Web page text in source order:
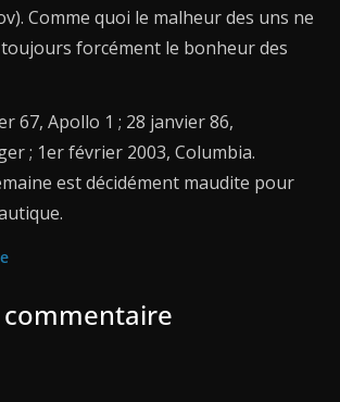
Comme quoi le malheur des uns ne
forcément le bonheur des
67, Apollo 1 ; 28 janvier 86,
; 1er février 2003, Columbia.
est décidément maudite pour
commentaire